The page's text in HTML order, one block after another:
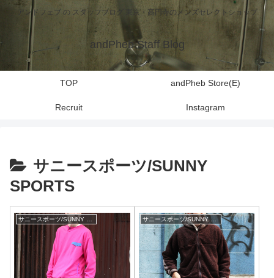
アンドフェブ の スタッフブログ 東京・高円寺のメンズセレクトショップ
andPheb Staff Blog
TOP andPheb Store(E)
Recruit Instagram
サニースポーツ/SUNNY
SPORTS
サニースポーツ/SUNNY SPORTS